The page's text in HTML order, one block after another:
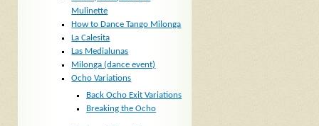
Mulinette
How to Dance Tango Milonga
La Calesita
Las Medialunas
Milonga (dance event)
Ocho Variations
Back Ocho Exit Variations
Breaking the Ocho